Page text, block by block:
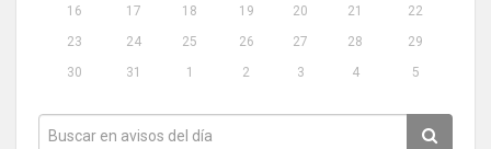
16
17 18 19 20 21
22
23
24 25 26 27 28
29
30
31 1 2 3 4 5